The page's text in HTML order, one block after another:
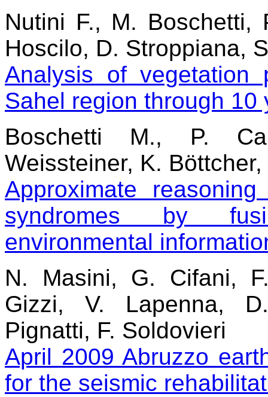
Nutini F., M. Boschetti,
Hoscilo, D. Stroppiana,
Analysis of vegetation
Sahel region through
Boschetti M., P.
Weissteiner, K.
Approximate
syndromes by
environmental
N. Masini, G. Cifani,
Gizzi, V. Lapenna,
Pignatti, F. Soldovieri
April 2009 Abruzzo
for the seismic